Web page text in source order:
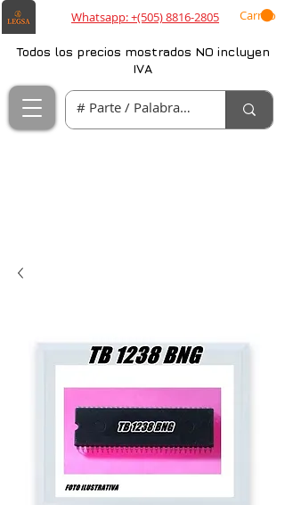
Whatsapp: +(505) 8816-2805 Carrito
Todos los precios mostrados NO incluyen
IVA